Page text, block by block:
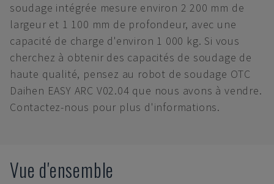
soudage intégrée mesure environ 2 200 mm de
largeur et 1 100 mm de profondeur, avec une
capacité de charge d'environ 1 000 kg. Si vous
cherchez à obtenir des capacités de soudage de
haute qualité, pensez au robot de soudage OTC
Daihen EASY ARC V02.04 que nous avons à vendre.
Contactez-nous pour plus d'informations.
Vue d'ensemble